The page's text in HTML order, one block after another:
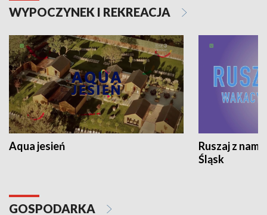
WYPOCZYNEK I REKREACJA
Aqua jesień
Ruszaj z
Śląsk
GOSPODARKA